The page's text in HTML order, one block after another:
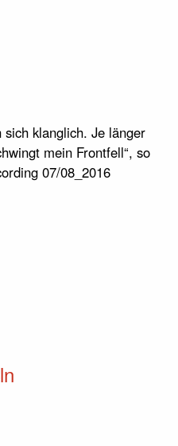
klanglich. Je länger
mein Frontfell“, so
07/08_2016